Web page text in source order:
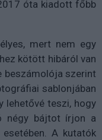
óta kiadott főbb
mert nem egy
kötött hibáról van
beszámolója szerint
sablonjában
lehetővé teszi, hogy
négy bájtot írjon a
A kutatók